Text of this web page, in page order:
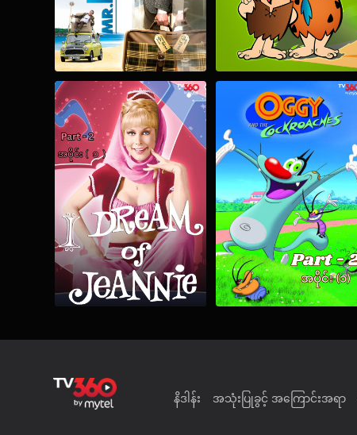
နိဒါန်း အသုံးပြုခွင့် အကြောင်းအရာ